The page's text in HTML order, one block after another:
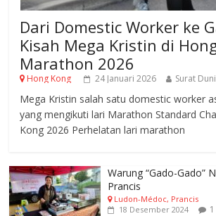
Dari Domestic Worker ke
Kisah Mega Kristin di
Marathon 2026
Hong Kong 24 Januari 2026 Surat
Mega Kristin salah satu domestic worker
yang mengikuti lari Marathon Standard
Kong 2026 Perhelatan lari marathon
Warung “Gado-Gado”
Prancis
Ludon-Médoc, Prancis
18 Desember 2024
1